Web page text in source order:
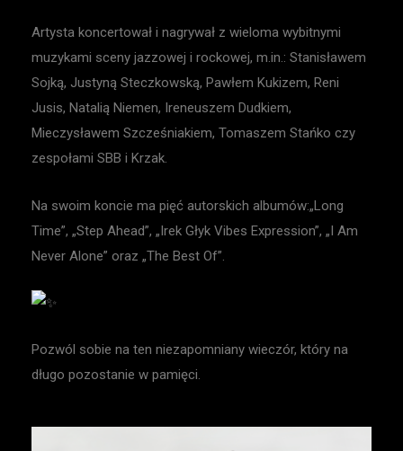
Artysta koncertował i nagrywał z wieloma wybitnymi
muzykami sceny jazzowej i rockowej, m.in.: Stanisławem
Sojką, Justyną Steczkowską, Pawłem Kukizem, Reni
Jusis, Natalią Niemen, Ireneuszem Dudkiem,
Mieczysławem Szcześniakiem, Tomaszem Stańko czy
zespołami SBB i Krzak.
Na swoim koncie ma pięć autorskich albumów:„Long
Time”, „Step Ahead”, „Irek Głyk Vibes Expression”, „I Am
Never Alone” oraz „The Best Of”.
Pozwól sobie na ten niezapomniany wieczór, który na
długo pozostanie w pamięci.